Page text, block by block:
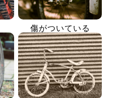
傷がついている